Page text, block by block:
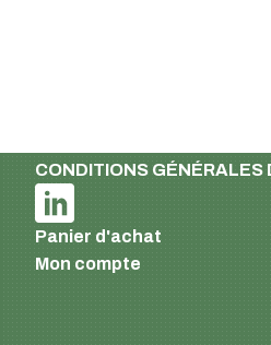
CONDITIONS GÉNÉRALES
Panier d'achat
Mon compte